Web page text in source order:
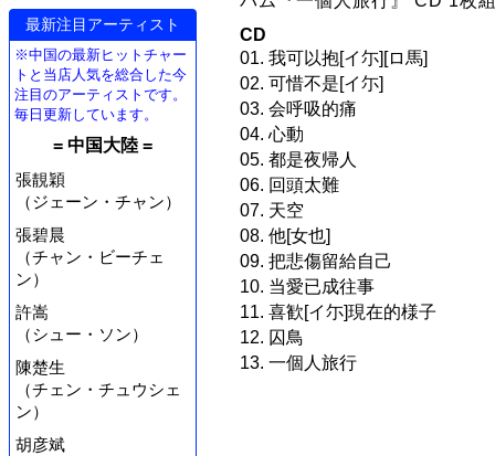
最新注目アーティスト
※中国の最新ヒットチャー
トと当店人気を総合した今
注目のアーティストです。
毎日更新しています。
= 中国大陸 =
張靚穎
（ジェーン・チャン）
張碧晨
（チャン・ビーチェ
ン）
許嵩
（シュー・ソン）
陳楚生
（チェン・チュウシェ
ン）
胡彦斌
CD
01. 我可以抱[イ尓][ロ馬]
02. 可惜不是[イ尓]
03. 会呼吸的痛
04. 心動
05. 都是夜帰人
06. 回頭太難
07. 天空
08. 他[女也]
09. 把悲傷留給自己
10. 当愛已成往事
11. 喜歓[イ尓]現在的様子
12. 囚鳥
13. 一個人旅行